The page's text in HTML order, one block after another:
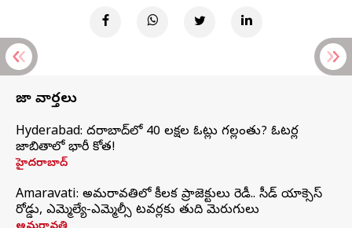
తాజా వార్తలు
Hyderabad: హైదరాబాద్‌లో 40 లక్షల ఓట్లు గల్లంతు? ఓటర్ల
జాబితాలో భారీ కోత!
హైదరాబాద్
Amaravati: అమరావతిలో కీలక ప్రాజెక్టులు రెడీ.. సీడ్‌ యాక్సెస్‌
రోడ్డు, ఎమ్మెల్యే-ఎమ్మెల్సీ టవర్లకు తుది మెరుగులు